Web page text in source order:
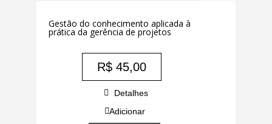
Gestão do conhecimento aplicada à
prática da gerência de projetos
R$45,00
Detalhes
Adicionar